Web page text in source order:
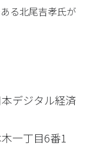
る北尾吉孝氏が
ジタル経済
一丁目6番1